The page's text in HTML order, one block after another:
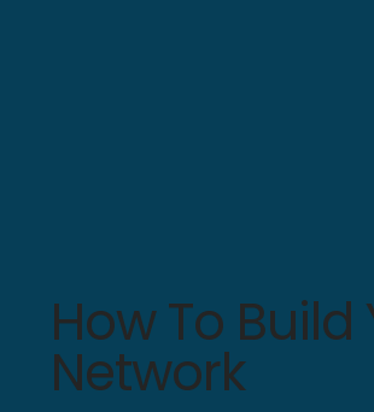
How To Build
Network